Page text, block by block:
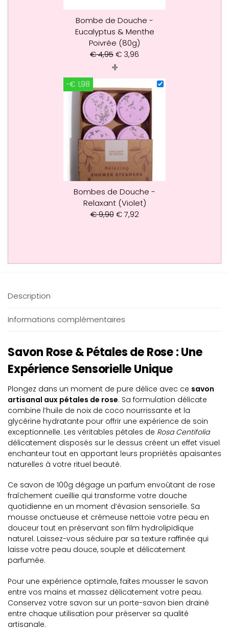
Bombe de Douche -
Eucalyptus & Menthe
Poivrée (80g)
€4,95€ 3,96
+
-€ 1,98
Bombes de Douche -
Relaxant (Violet)
€9,90 €7,92
Description
Informations complémentaires
Savon Rose & Pétales de Rose : Une
Expérience Sensorielle Unique
Plongez dans un moment de pure délice avec ce savon
artisanal aux pétales de rose. Sa formulation délicate
combine l’huile de noix de coco nourrissante et la
glycérine hydratante pour offrir une expérience de soin
exceptionnelle. Les véritables pétales de Rosa Centifolia
délicatement disposés sur le dessus créent un effet visuel
enchanteur tout en apportant leurs propriétés apaisantes
naturelles à votre rituel beauté.
Ce savon de 100g dégage un parfum envoûtant de rose
fraîchement cueillie qui transforme votre douche
quotidienne en un moment d’évasion sensorielle. Sa
mousse onctueuse et crémeuse nettoie votre peau en
douceur tout en préservant son film hydrolipidique
naturel. Laissez-vous séduire par sa texture raffinée qui
laisse votre peau douce, souple et délicatement
parfumée.
Pour une expérience optimale, faites mousser le savon
entre vos mains et massez délicatement votre peau.
Conservez votre savon sur un porte-savon bien drainé
entre chaque utilisation pour préserver sa qualité
artisanale.